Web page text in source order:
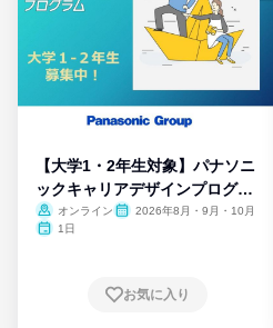
【大学1・2年生対象】パナソニ
ックキャリアデザインプログラ
ム
オンライン
2026年8月・9月・10月
1日
お気に入り